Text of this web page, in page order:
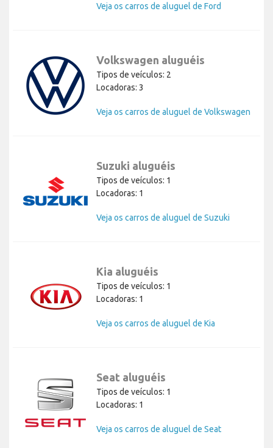
Veja os carros de aluguel de Ford
Volkswagen aluguéis
Tipos de veículos: 2
Locadoras: 3
Veja os carros de aluguel de Volkswagen
Suzuki aluguéis
Tipos de veículos: 1
Locadoras: 1
Veja os carros de aluguel de Suzuki
Kia aluguéis
Tipos de veículos: 1
Locadoras: 1
Veja os carros de aluguel de Kia
Seat aluguéis
Tipos de veículos: 1
Locadoras: 1
Veja os carros de aluguel de Seat